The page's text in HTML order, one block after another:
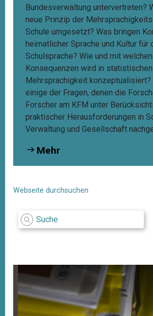
Bundesverwaltung untervertreten?
neue Prinzip der
Schule umgesetzt? Was bringen
heimatlicher Sprache und Kultur für
Schulsprache? Wie und mit welchen
Konsequenzen wird in statistischen
Mehrsprachigkeit
einige der Fragen, denen die
Forscher am KFM unter
praktischer Herausforderungen in
Verwaltung und Gesellschaft
Mehr
Webseite durchsuchen